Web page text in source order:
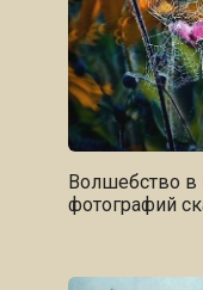
Волшебство
фотографий